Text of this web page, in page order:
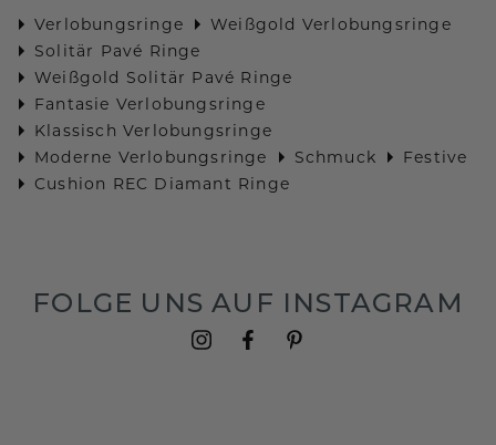
Verlobungsringe
Weißgold Verlobungsringe
Solitär Pavé Ringe
Weißgold Solitär Pavé Ringe
Fantasie Verlobungsringe
Klassisch Verlobungsringe
Moderne Verlobungsringe
Schmuck
Festive
Cushion REC Diamant Ringe
FOLGE UNS AUF INSTAGRAM